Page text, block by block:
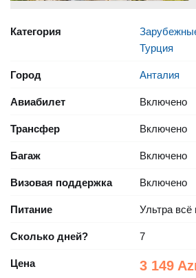
Категория
Турция
Город Анталия
Авиабилет Включено
Трансфер Включено
Багаж Включено
Визовая поддержка Включено
Питание Ультра всё
Сколько дней? 7
Цена 3 149